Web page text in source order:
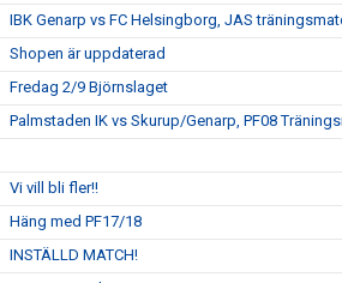
IBK Genarp vs FC Helsingborg, JAS
Shopen är uppdaterad
Fredag 2/9 Björnslaget
Palmstaden IK vs Skurup/Genarp, PF08
Vi vill bli fler!!
Häng med PF17/18
INSTÄLLD MATCH!